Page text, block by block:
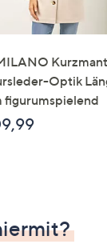
Optik
figurumspielend